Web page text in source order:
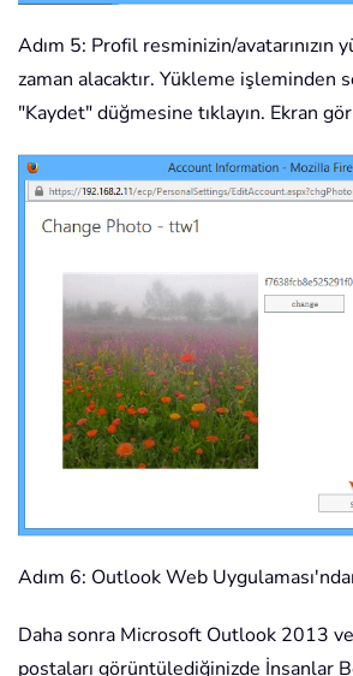
Adım 5: Profil resminizin/avatarınızın
zaman alacaktır. Yükleme işleminden
"Kaydet" düğmesine tıklayın. Ekran
Adım 6: Outlook Web Uygulaması'ndan
Daha sonra Microsoft Outlook 2013
postaları görüntülediğinizde İnsanlar